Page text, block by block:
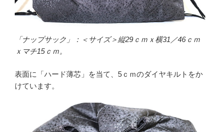
「ナップサック」：＜サイズ＞縦29ｃｍｘ横31／46ｃｍ
ｘマチ15ｃｍ。
表面に「ハード薄芯」を当て、5ｃｍのダイヤキルトをか
けています。